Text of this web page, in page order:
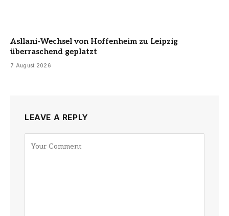
Asllani-Wechsel von Hoffenheim zu Leipzig
überraschend geplatzt
7 August 2026
LEAVE A REPLY